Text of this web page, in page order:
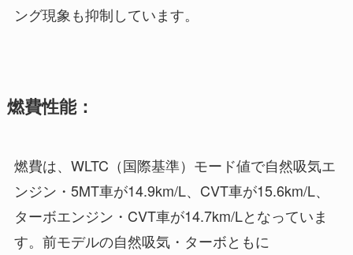
ング現象も抑制しています。
燃費性能：
燃費は、WLTC（国際基準）モード値で自然吸気エ
ンジン・5MT車が14.9km/L、CVT車が15.6km/L、
ターボエンジン・CVT車が14.7km/Lとなっていま
す。前モデルの自然吸気・ターボともに